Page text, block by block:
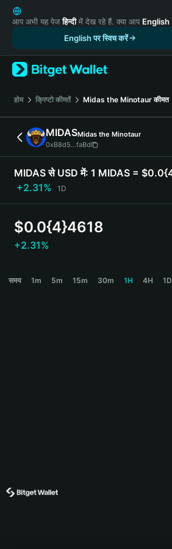
English
日本語
Русский
Español (Latinoamérica)
Türkçe
Italiano
Deutsch
简体中文
繁體中文
Português (Portugal)
Bahasa Indonesia
Español
आप अभी यह पेजहिन्दीमें देख रहे हैं. क्या आप English
English पर स्विच करें
होम क्रिप्टो कीमतें Midas the Minotaur कीमत
MIDASMidas the Minotaur
0xB8d5...faBd
MIDAS से USD में: 1 MIDAS =
+2.31%
1D
$0.0{4}4618
+2.31%
समय 1m 5m 15m 30m 1H 4H 1D